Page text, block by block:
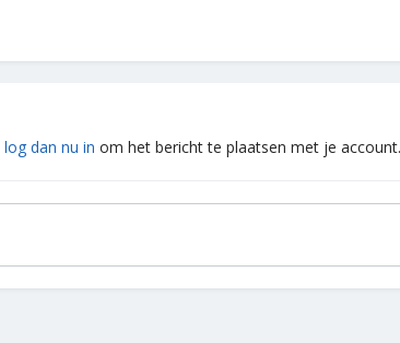
log dan nu in om het bericht te plaatsen met je account.